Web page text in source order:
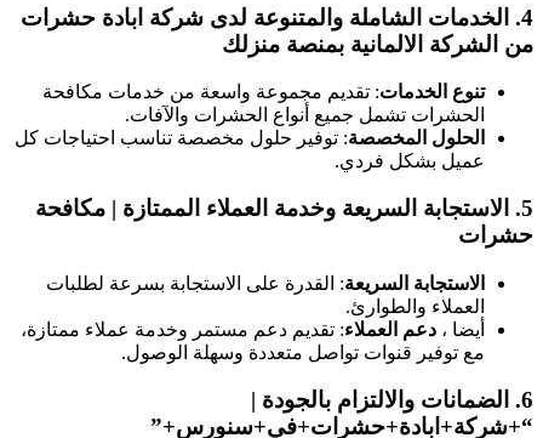
4. الخدمات الشاملة والمتنوعة لدى شركة ابادة حشرات
من الشركة الالمانية بمنصة منزلك
تنوع الخدمات: تقديم مجموعة واسعة من خدمات مكافحة
الحشرات تشمل جميع أنواع الحشرات والآفات.
الحلول المخصصة: توفير حلول مخصصة تناسب احتياجات كل
عميل بشكل فردي.
5. الاستجابة السريعة وخدمة العملاء الممتازة | مكافحة
حشرات
الاستجابة السريعة: القدرة على الاستجابة بسرعة لطلبات
العملاء والطوارئ.
أيضا ، دعم العملاء: تقديم دعم مستمر وخدمة عملاء ممتازة،
مع توفير قنوات تواصل متعددة وسهلة الوصول.
6. الضمانات والالتزام بالجودة |
“+شركة+ابادة+حشرات+في+سنورس+”